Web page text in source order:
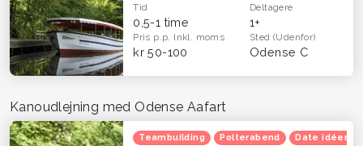
Tid
0,5-1 time
Deltagere
1+
Pris p.p. Inkl. moms
kr 50-100
Sted(Udenfor)
Odense C
Kanoudlejning med Odense Aafart
Teambuilding Polterabend Date idéer